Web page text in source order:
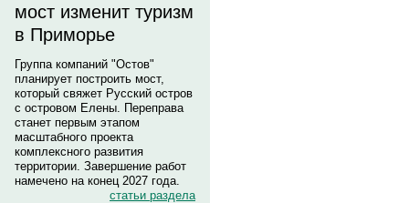
мост изменит туризм
в Приморье
Группа компаний "Остов"
планирует построить мост,
который свяжет Русский остров
с островом Елены. Переправа
станет первым этапом
масштабного проекта
комплексного развития
территории. Завершение работ
намечено на конец 2027 года.
статьи раздела